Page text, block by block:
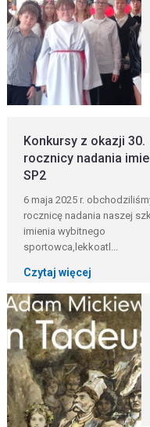
Konkursy z okazji 30.
rocznicy nadania
SP2
6 maja 2025 r.
rocznicę nadania naszej
imienia wybitnego
sportowca,lekkoatl...
Czytaj więcej